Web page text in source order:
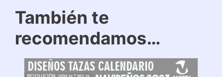
También te
recomendamos…